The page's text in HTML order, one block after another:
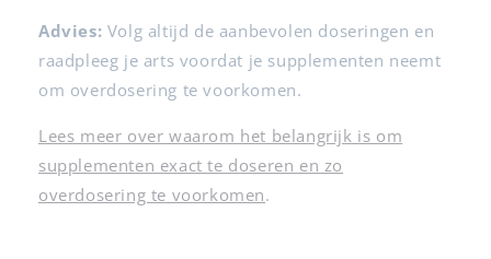
Advies: Volg altijd de aanbevolen doseringen en
raadpleeg je arts voordat je supplementen neemt
om overdosering te voorkomen.
Lees meer over waarom het belangrijk is om
supplementen exact te doseren en zo
overdosering te voorkomen.